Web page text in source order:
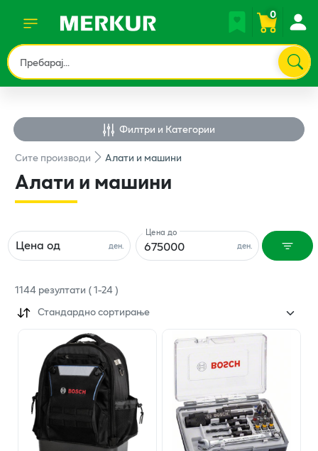
0
Филтри и Категории
Ситепроизводи Алати и машини
Алати и машини
ден.
Цена од ден.
Цена до
1144резултати (1-24)
Стандардно сортирање